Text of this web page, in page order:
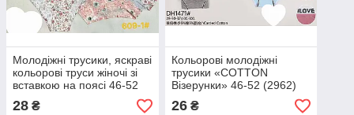
Молодіжні трусики, яскраві
кольорові труси жіночі зі
вставкою на поясі 46-52
(609)
28 ₴
Кольорові молодіжні
трусики «COTTON
Візерунки» 46-52 (2962)
26₴